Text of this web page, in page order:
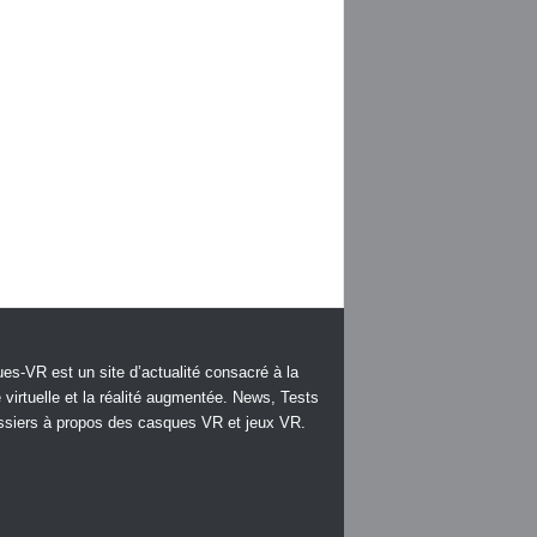
VR est un site d’actualité consacré à la
virtuelle et la réalité augmentée. News, Tests
à propos des casques VR et jeux VR.